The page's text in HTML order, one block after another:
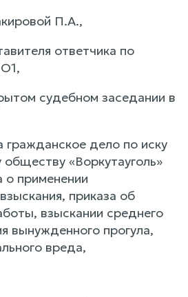
П.А.,
ответчика по
судебном заседании в
гражданское дело по иску
«Воркутауголь»
о применении
приказа об
взыскании среднего
вынужденного прогула,
вреда,